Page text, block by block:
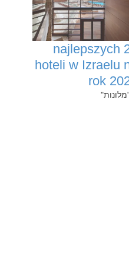
21 najlepszych
hoteli w Izraelu
rok